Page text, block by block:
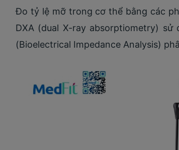
Đo tỷ lệ mỡ trong cơ thể bằng các
DXA (dual X-ray absorptiometry)
(Bioelectrical Impedance Analysis)